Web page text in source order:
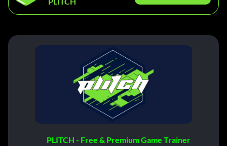
PLITCH - Free & Premium Game Trainer